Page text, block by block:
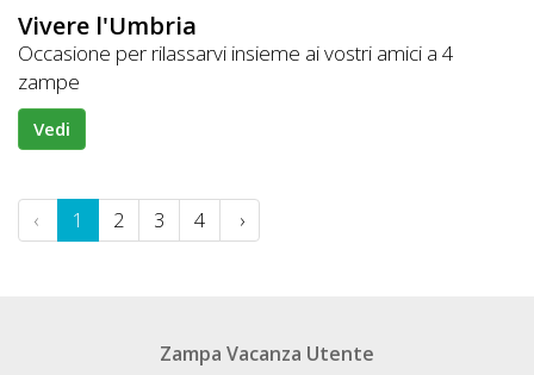
Vivere l'Umbria
Occasione per rilassarvi insieme ai vostri amici a 4
zampe
Vedi
‹ 1 2 3 4 ›
Zampa Vacanza Utente